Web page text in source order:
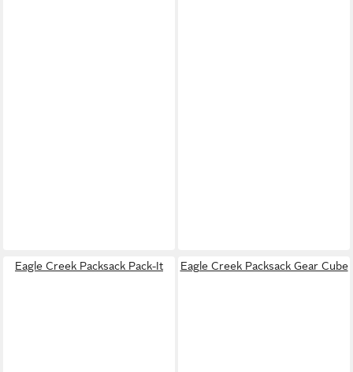
Eagle Creek Packsack Pack-It Eagle Creek Packsack Gear Cube